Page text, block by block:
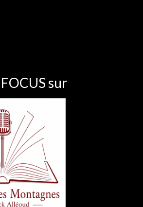
FOCUS sur